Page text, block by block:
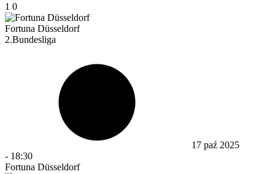
1 0
Fortuna Düsseldorf
2.Bundesliga
17 paź 2025
- 18:30
Fortuna Düsseldorf